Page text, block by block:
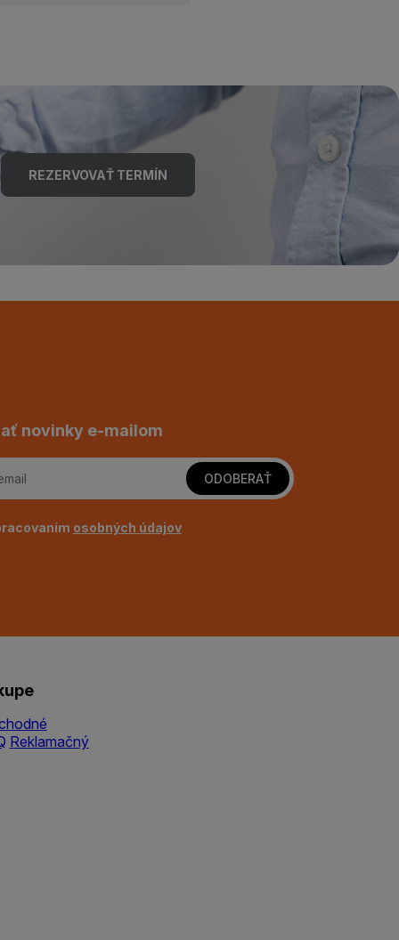
REZERVOVAŤ TERMÍN
novinky e-mailom
ODOBERAŤ
osobných údajov
Reklamačný